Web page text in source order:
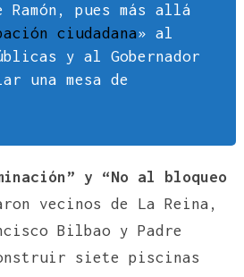
pues más allá
ciudadana» al
y al Gobernador
una mesa de
y “No al bloqueo
vecinos de La Reina,
Bilbao y Padre
siete piscinas